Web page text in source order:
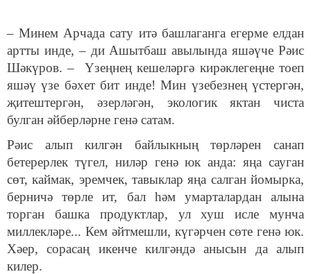
– Минем Арчада сату итә башлаганга егерме елдан
артты инде, – ди Ашытбаш авылында яшәүче Рәис
Шәкүров. – Үзеңнең кешеләргә кирәклегеңне тоеп
яшәү үзе бәхет бит инде! Мин үзебезнең үстергән,
җитештергән, әзерләгән, экологик яктан чиста
булган әйберләрне генә сатам.
Рәис алып килгән байлыкның төрләрен санап
бетерерлек түгел, ниләр генә юк анда: яңа сауган
сөт, каймак, эремчек, тавыклар яңа салган йомырка,
берничә төрле ит, бал һәм умарталардан алына
торган башка продуктлар, ул хуш исле мунча
миллекләре... Кем әйтмешли, күгәрчен сөте генә юк.
Хәер, сорасаң икенче килгәндә анысын да алып
килер.